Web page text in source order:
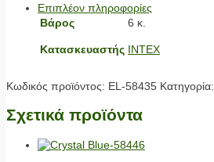
Επιπλέον πληροφορίες
Βάρος
6 κ.
Κατασκευαστής INTEX
Κωδικός προϊόντος: EL-58435 Κατηγορία:
Σχετικά προϊόντα